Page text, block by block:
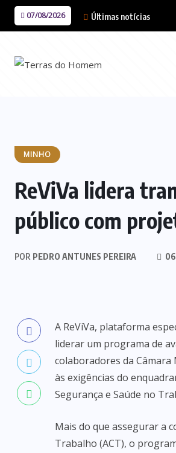
07/08/2026 Últimas notícias
MINHO
ReViVa lidera
público com
POR PEDRO ANTUNES PEREIRA
A ReViVa, plataforma
liderar um programa de
colaboradores da
às exigências do
Segurança e Saúde no
Mais do que assegurar a
Trabalho (ACT), o